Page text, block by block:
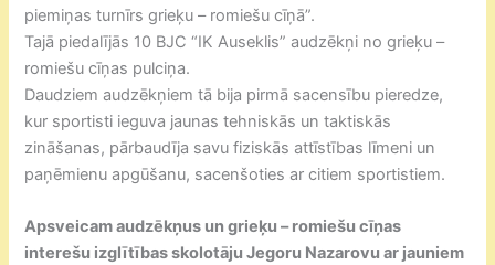
piemiņas turnīrs grieķu – romiešu cīņā”.
Tajā piedalījās 10 BJC “IK Auseklis” audzēkņi no grieķu –
romiešu cīņas pulciņa.
Daudziem audzēkņiem tā bija pirmā sacensību pieredze,
kur sportisti ieguva jaunas tehniskās un taktiskās
zināšanas, pārbaudīja savu fiziskās attīstības līmeni un
paņēmienu apgūšanu, sacenšoties ar citiem sportistiem.
Apsveicam audzēkņus un grieķu – romiešu cīņas
interešu izglītības skolotāju Jegoru Nazarovu ar jauniem